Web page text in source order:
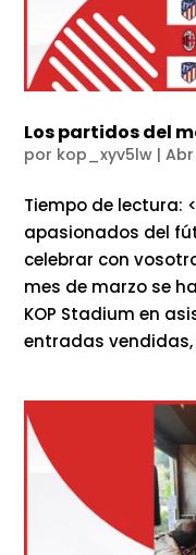
Los partidos del
por kop_xyv5lw |
Tiempo de lectura:
apasionados del
celebrar con
mes de marzo se
KOP Stadium en
entradas